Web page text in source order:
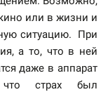
или в жизни и
ситуацию. При
а то, что в ней
даже в аппарат
что страх был